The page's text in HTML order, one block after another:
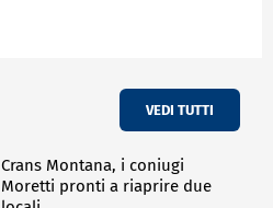
VEDI TUTTI
Crans Montana, i coniugi
Moretti pronti a riaprire due